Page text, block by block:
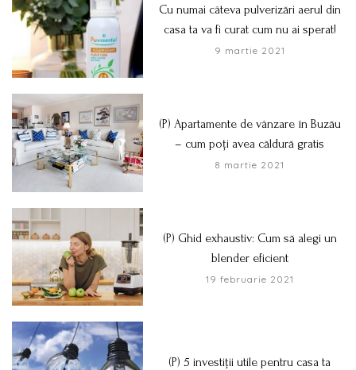
Cu numai câteva pulverizări aerul din
casa ta va fi curat cum nu ai sperat!
9 martie 2021
(P) Apartamente de vânzare în Buzău
– cum poți avea căldură gratis
8 martie 2021
(P) Ghid exhaustiv: Cum să alegi un
blender eficient
19 februarie 2021
(P) 5 investiții utile pentru casa ta